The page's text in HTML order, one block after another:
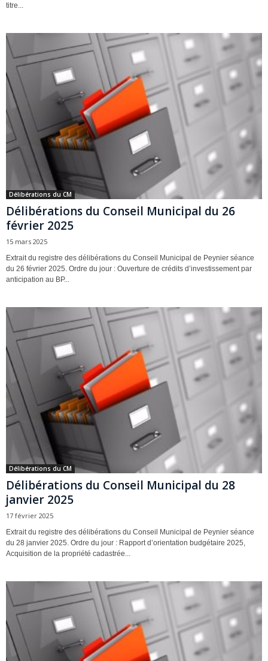
titre...
Délibérations du CM
Délibérations du Conseil Municipal du 26
février 2025
15 mars 2025
Extrait du registre des délibérations du Conseil Municipal de Peynier séance
du 26 février 2025. Ordre du jour : Ouverture de crédits d’investissement par
anticipation au BP...
Délibérations du CM
Délibérations du Conseil Municipal du 28
janvier 2025
17 février 2025
Extrait du registre des délibérations du Conseil Municipal de Peynier séance
du 28 janvier 2025. Ordre du jour : Rapport d’orientation budgétaire 2025,
Acquisition de la propriété cadastrée...